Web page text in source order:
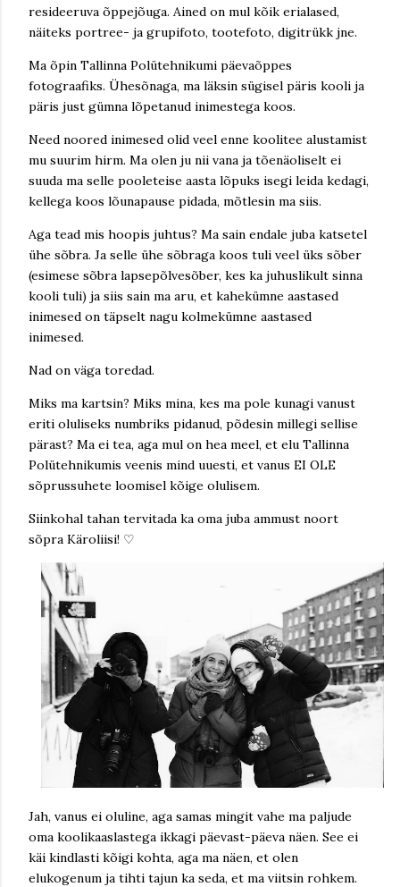
resideeruva õppejõuga. Ained on mul kõik erialased,
näiteks portree- ja grupifoto, tootefoto, digitrükk jne.
Ma õpin Tallinna Polütehnikumi päevaõppes
fotograafiks. Ühesõnaga, ma läksin sügisel päris kooli ja
päris just gümna lõpetanud inimestega koos.
Need noored inimesed olid veel enne koolitee alustamist
mu suurim hirm. Ma olen ju nii vana ja tõenäoliselt ei
suuda ma selle pooleteise aasta lõpuks isegi leida kedagi,
kellega koos lõunapause pidada, mõtlesin ma siis.
Aga tead mis hoopis juhtus? Ma sain endale juba katsetel
ühe sõbra. Ja selle ühe sõbraga koos tuli veel üks sõber
(esimese sõbra lapsepõlvesõber, kes ka juhuslikult sinna
kooli tuli) ja siis sain ma aru, et kahekümne aastased
inimesed on täpselt nagu kolmekümne aastased
inimesed.
Nad on väga toredad.
Miks ma kartsin? Miks mina, kes ma pole kunagi vanust
eriti oluliseks numbriks pidanud, põdesin millegi sellise
pärast? Ma ei tea, aga mul on hea meel, et elu Tallinna
Polütehnikumis veenis mind uuesti, et vanus EI OLE
sõprussuhete loomisel kõige olulisem.
Siinkohal tahan tervitada ka oma juba ammust noort
sõpra Käroliisi! ♡
Jah, vanus ei oluline, aga samas mingit vahe ma paljude
oma koolikaaslastega ikkagi päevast-päeva näen. See ei
käi kindlasti kõigi kohta, aga ma näen, et olen
elukogenum ja tihti tajun ka seda, et ma viitsin rohkem.